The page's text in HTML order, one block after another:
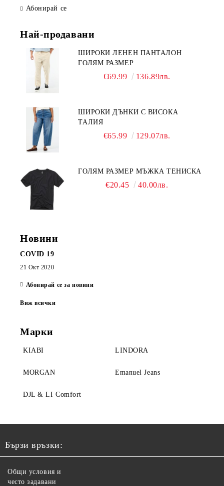
Абонирай се
Най-продавани
ШИРОКИ ЛЕНЕН ПАНТАЛОН
ГОЛЯМ РАЗМЕР
€69.99 136.89лв.
ШИРОКИ ДЪНКИ С ВИСОКА
ТАЛИЯ
€65.99 129.07лв.
ГОЛЯМ РАЗМЕР МЪЖКА ТЕНИСКА
€20.45 40.00лв.
Новини
COVID 19
21 Окт 2020
Абонирай се за новини
Виж всички
Марки
KIABI LINDORA
MORGAN Emanuel Jeans
DJL & LI Comfort
Бързи връзки:
Общи условия и
често задавани